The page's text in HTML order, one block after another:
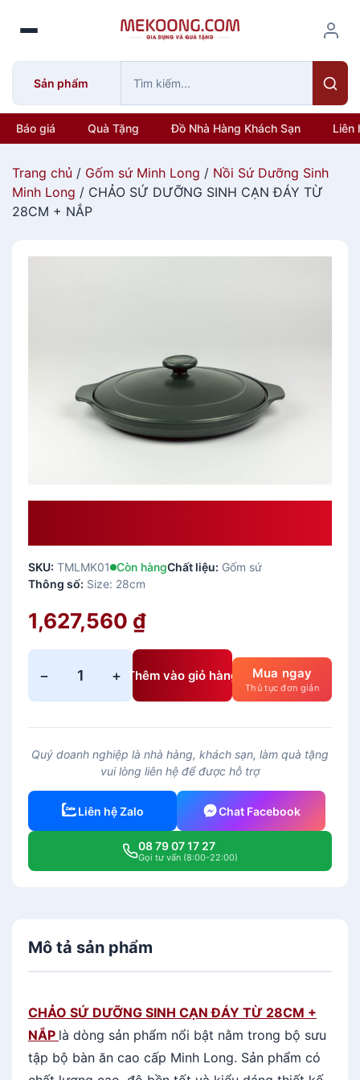
o
Sản phẩm
Báo giá Quà Tặng Đồ Nhà Hàng Khách Sạn Liên
Trang chủ / Gốm sứ Minh Long / Nồi Sứ Dưỡng Sinh
Minh Long / CHẢO SỨ DƯỠNG SINH CẠN ĐÁY TỪ
28CM + NẮP
SKU: TMLMK01 Còn hàngChất liệu: Gốm sứ
Thông số: Size: 28cm
1,627,560 ₫
−
H
S
D
Ỡ
H
C
N
Đ
Á
Y
+ Thêm vào giỏ hàng Mua ngay
Thủ tục đơn giản
Quý doanh nghiệp là nhà hàng, khách sạn, làm quà tặng
vui lòng liên hệ để được hỗ trợ
Liên hệ Zalo Chat Facebook
08 79 07 17 27
Gọi tư vấn (8:00-22:00)
Mô tả sản phẩm
CHẢO SỨ DƯỠNG SINH CẠN ĐÁY TỪ 28CM +
NẮP là dòng sản phẩm nổi bật nằm trong bộ sưu
tập bộ bàn ăn cao cấp Minh Long. Sản phẩm có